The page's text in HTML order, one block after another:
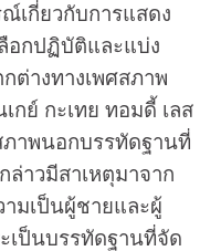
ยวกับการแสดง
อกปฏิบัติและแบ่ง
ต่างทางเพศสภาพ
กย์ กะเทย ทอมดี้ เลส
าพนอกบรรทัดฐานที่
าวมีสาเหตุมาจาก
มเป็นผู้ชายและผู้
เป็นบรรทัดฐานที่จัด